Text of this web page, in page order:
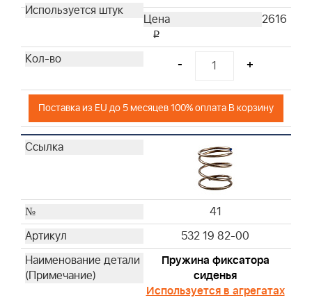
2616
i
- +
Поставка из EU до 5 месяцев 100% оплата В корзину
41
532 19 82-00
Пружина фиксатора
сиденья
Используется в агрегатах